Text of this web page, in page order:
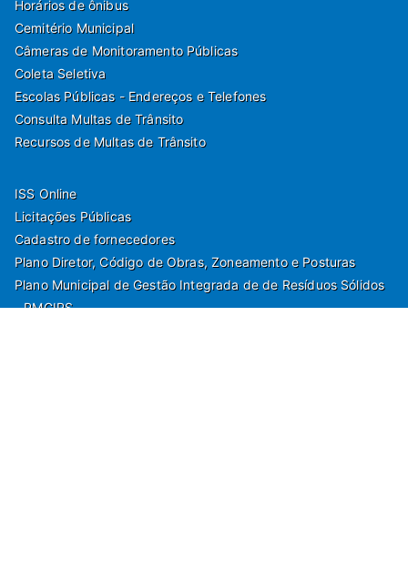
Horários de ônibus
Cemitério Municipal
Câmeras de Monitoramento Públicas
Coleta Seletiva
Escolas Públicas - Endereços e Telefones
Consulta Multas de Trânsito
Recursos de Multas de Trânsito
ISS Online
Licitações Públicas
Cadastro de fornecedores
Plano Diretor, Código de Obras, Zoneamento e Posturas
Plano Municipal de Gestão Integrada de de Resíduos Sólidos
- PMGIRS